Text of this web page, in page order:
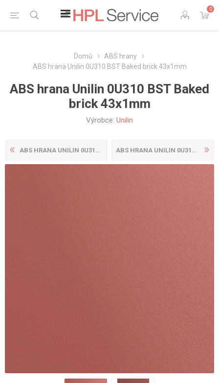
0
Domů
ABS hrany
ABS hrana Unilin 0U310 BST Baked brick 43x1mm
ABS hrana Unilin 0U310 BST Baked
brick 43x1mm
Výrobce: Unilin
ABS HRANA UNILIN 0U310 BST ... ABS HRANA UNILIN 0U311 BST ...